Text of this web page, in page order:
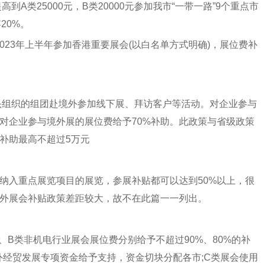
到A类25000元，B类20000元参加我市“一带一路”9个重点市
。
年上半年参加香港重要展会(以白名单方式明确)，展位费补
织的组团赴境外参加线下展、拜访客户等活动。对企业参与
企业参与境外展的展位费给予70%补助。此政策与省级政策
助最高不超过5万元
入重点展览项目的展览，参展补贴都可以达到50%以上，很
展会补贴政策差距较大，故不在此篇一一列出。
B类非机电行业展会展位费分别给予不超过90%、80%的补
贸发展专项资金给予支持，资金切块分配各市;C类展会使用